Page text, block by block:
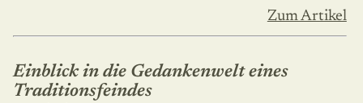
Zum Artikel
Einblick in die Gedankenwelt eines
Traditionsfeindes